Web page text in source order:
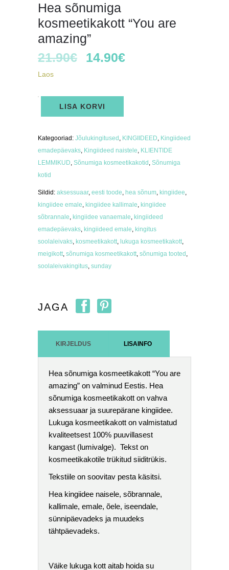
Hea sõnumiga
kosmeetikakott “You are
amazing”
21.90€ 14.90€
Laos
Hea
sõnumiga
kosmeetikakott
amazing"
kogus
LISA KORVI
Kategooriad: Jõulukingitused , KINGIIDEED, Kingiideed
emadepäevaks, Kingiideed naistele, KLIENTIDE
LEMMIKUD, Sõnumiga kosmeetikakotid , Sõnumiga
kotid
Sildid: aksessuaar, eesti toode, hea sõnum, kingiidee,
kingiidee emale, kingiidee kallimale, kingiidee
sõbrannale, kingiidee vanaemale, kingiideed
emadepäevaks, kingiideed emale, kingitus
soolaleivaks, kosmeetikakott, lukuga kosmeetikakott,
meigikott, sõnumiga kosmeetikakott, sõnumiga tooted ,
soolaleivakingitus, sunday
JAGA
KIRJELDUS LISAINFO
Hea sõnumiga kosmeetikakott “You are
amazing” on valminud Eestis. Hea
sõnumiga kosmeetikakott on vahva
aksessuaar ja suurepärane kingiidee.
Lukuga kosmeetikakott on valmistatud
kvaliteetsest 100% puuvillasest
kangast (lumivalge). Tekst on
kosmeetikakotile trükitud siiditrükis.
Tekstiile on soovitav pesta käsitsi.
Hea kingiidee naisele, sõbrannale,
kallimale, emale, õele, iseendale,
sünnipäevadeks ja muudeks
tähtpäevadeks.
Väike lukuga kott aitab hoida su